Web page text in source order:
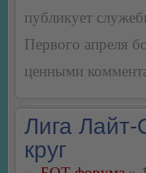
публикует
Первого апреля
ценными
Лига
круг